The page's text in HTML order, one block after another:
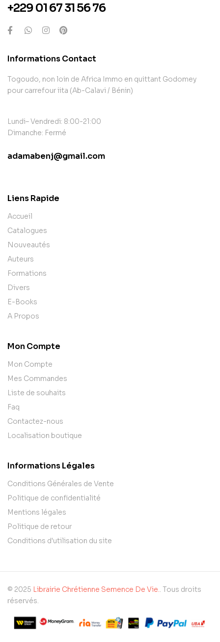
+229 01 67 31 56 76
Informations Contact
Togoudo, non loin de Africa Immo en quittant Godomey
pour carrefour iita (Ab-Calavi / Bénin)
Lundi– Vendredi: 8:00-21:00
Dimanche: Fermé
adamabenj@gmail.com
Liens Rapide
Accueil
Catalogues
Nouveautés
Auteurs
Formations
Divers
E-Books
A Propos
Mon Compte
Mon Compte
Mes Commandes
Liste de souhaits
Faq
Contactez-nous
Localisation boutique
Informations Légales
Conditions Générales de Vente
Politique de confidentialité
Mentions légales
Politique de retour
Conditions d'utilisation du site
© 2025 Librairie Chrétienne Semence De Vie.. Tous droits
réservés.